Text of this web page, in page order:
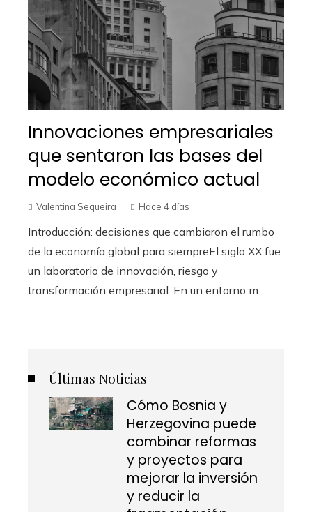
Innovaciones empresariales
que sentaron las bases del
modelo económico actual
Valentina Sequeira Hace 4 días
Introducción: decisiones que cambiaron el rumbo
de la economía global para siempreEl siglo XX fue
un laboratorio de innovación, riesgo y
transformación empresarial. En un entorno m...
Últimas Noticias
Cómo Bosnia y
Herzegovina puede
combinar reformas
y proyectos para
mejorar la inversión
y reducir la